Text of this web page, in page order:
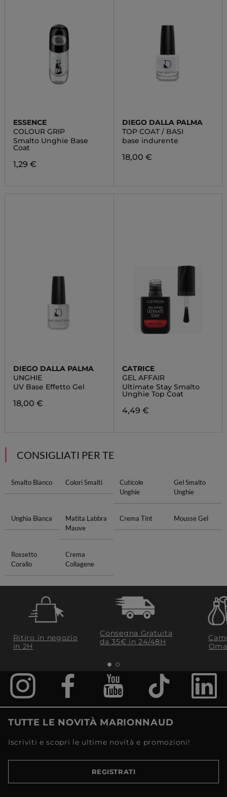
ESSENCE
COLOUR GRIP
Smalto Unghie Base
Coat
1,29 €
DIEGO DALLA PALMA
TOP COAT / BASI
base indurente
18,00 €
DIEGO DALLA PALMA
UNGHIE
UV Base Effetto Gel
18,00 €
CATRICE
GEL AFFAIR
Ultimate Stay Smalto
Unghie Top Coat
4,49 €
CONSIGLIATI PER TE
Smalto Bianco Colori Smalti
Cuticole
Unghie
Gel Smalto
Unghie
Unghia Bianca
Matita Labbra
Mauve
Crema Tint Mousse Gel
Rossetto
Corallo
Crema
Collagene
Ritiro in negozio
in 2H
Consegna Gratuita
da 35€​ in 24/48H
TUTTE LE NOVITÀ MARIONNAUD
Iscriviti e scopri le ultime novità e promozioni!
REGISTRATI